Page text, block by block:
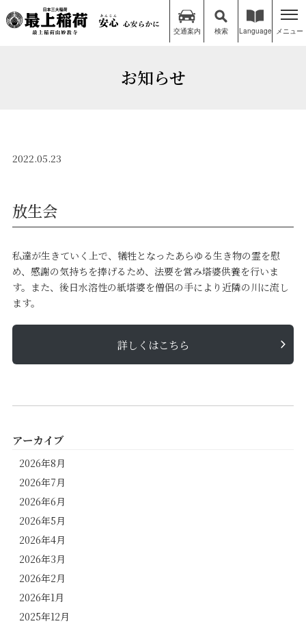
交通案内 検索 Language メニュー
お知らせ
2022.05.23
放生会
私達が生きていく上で、犠牲となったあらゆる生き物の霊を慰
め、感謝の気持ちを捧げるため、法要を営み塔婆供養を行いま
す。また、後日水溶性の紙塔婆を僧侶の手により近隣の川に流し
ます。
詳しくはこちら
アーカイブ
2026年8月
2026年7月
2026年6月
2026年5月
2026年4月
2026年3月
2026年2月
2026年1月
2025年12月